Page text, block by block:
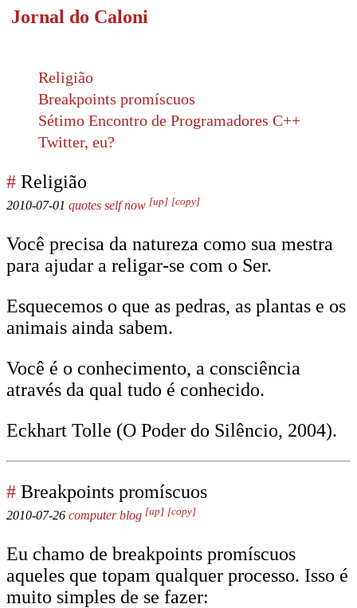
Jornal do Caloni
Religião
Breakpoints promíscuos
Sétimo Encontro de Programadores C++
Twitter, eu?
# Religião
2010-07-01 quotes self now [up] [copy]
Você precisa da natureza como sua mestra
para ajudar a religar-se com o Ser.
Esquecemos o que as pedras, as plantas e os
animais ainda sabem.
Você é o conhecimento, a consciência
através da qual tudo é conhecido.
Eckhart Tolle (O Poder do Silêncio, 2004).
# Breakpoints promíscuos
2010-07-26 computer blog [up] [copy]
Eu chamo de breakpoints promíscuos
aqueles que topam qualquer processo. Isso é
muito simples de se fazer: